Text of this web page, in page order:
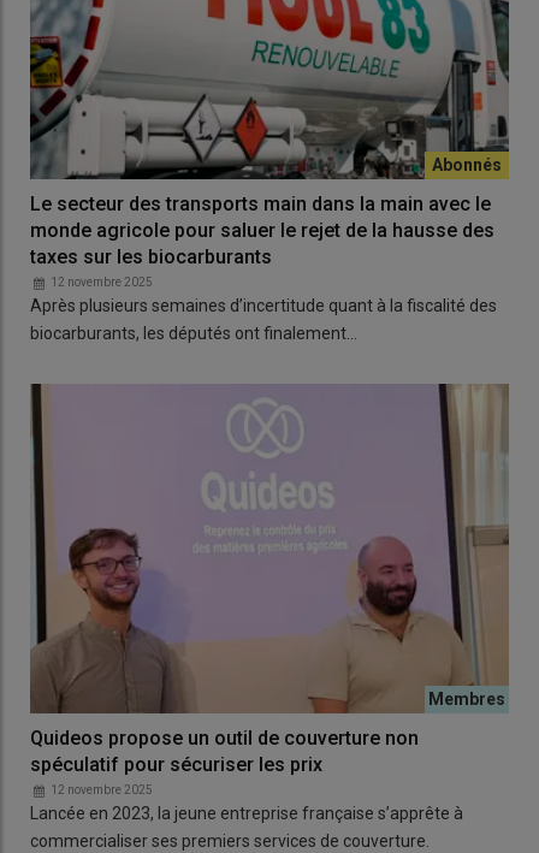
Le secteur des transports main dans la main avec le
monde agricole pour saluer le rejet de la hausse des
taxes sur les biocarburants
12 novembre 2025
Après plusieurs semaines d’incertitude quant à la fiscalité des
biocarburants, les députés ont finalement…
Quideos propose un outil de couverture non
spéculatif pour sécuriser les prix
12 novembre 2025
Lancée en 2023, la jeune entreprise française s’apprête à
commercialiser ses premiers services de couverture.